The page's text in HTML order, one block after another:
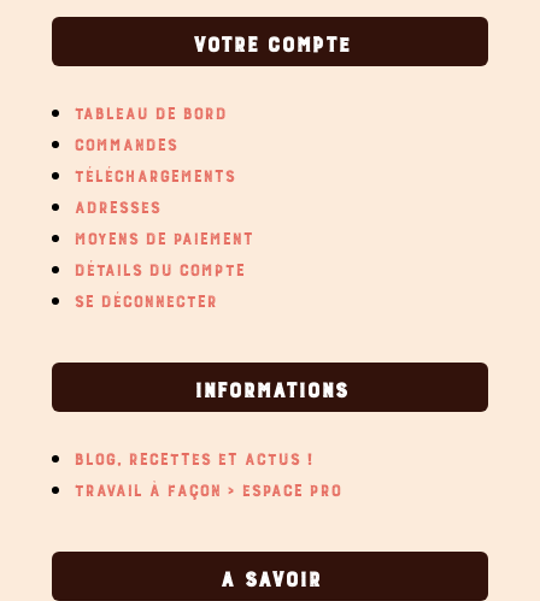
VOTRE COMPTE
TABLEAU DE BORD
COMMANDES
TÉLÉCHARGEMENTS
ADRESSES
MOYENS DE PAIEMENT
DÉTAILS DU COMPTE
SE DÉCONNECTER
INFORMATIONS
BLOG, RECETTES ET ACTUS !
TRAVAIL À FAÇON > ESPACE PRO
A SAVOIR